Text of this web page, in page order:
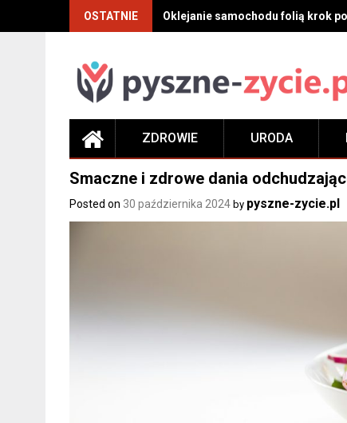
OSTATNIE Oklejanie samochodu folią krok
ZDROWIE URODA
Smaczne i zdrowe dania
Posted on 30 października 2024 by pyszne-zycie.pl